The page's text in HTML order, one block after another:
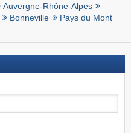
Auvergne-Rhône-Alpes
Bonneville
Pays du Mont